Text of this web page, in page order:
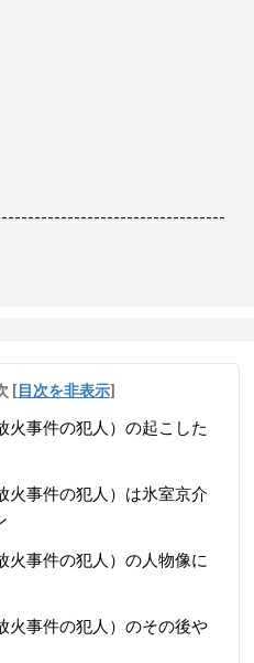
[目次を非表示]
火事件の犯人）の起こした
火事件の犯人）は氷室京介
火事件の犯人）の人物像に
火事件の犯人）のその後や